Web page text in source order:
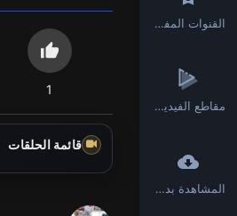
1
قائمة الحلقات
القنوات المفضلة
مقاطع الفيديو القصيرة
المشاهدة بدون انترنت